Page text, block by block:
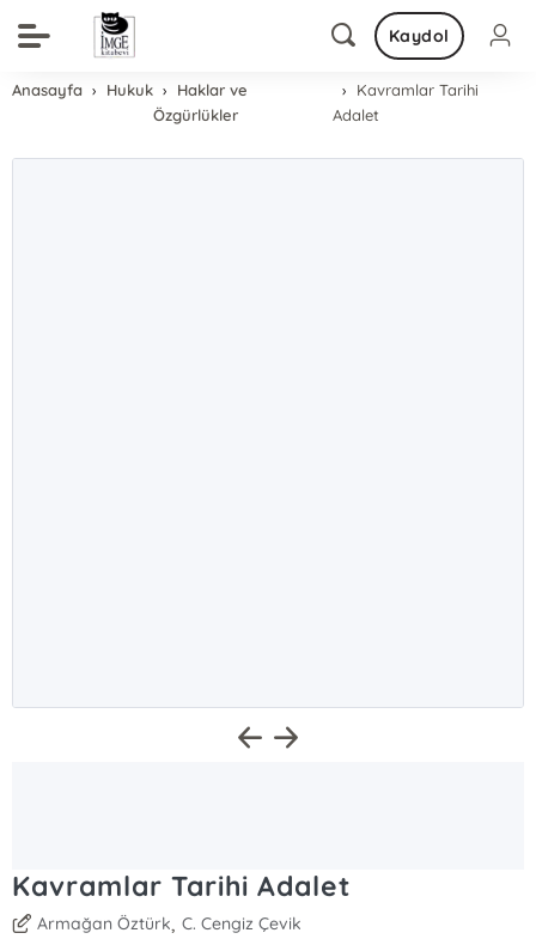
Kaydol
Anasayfa Hukuk
Haklar ve
Özgürlükler
Kavramlar Tarihi
Adalet
Kavramlar Tarihi Adalet
Armağan Öztürk, C. Cengiz Çevik